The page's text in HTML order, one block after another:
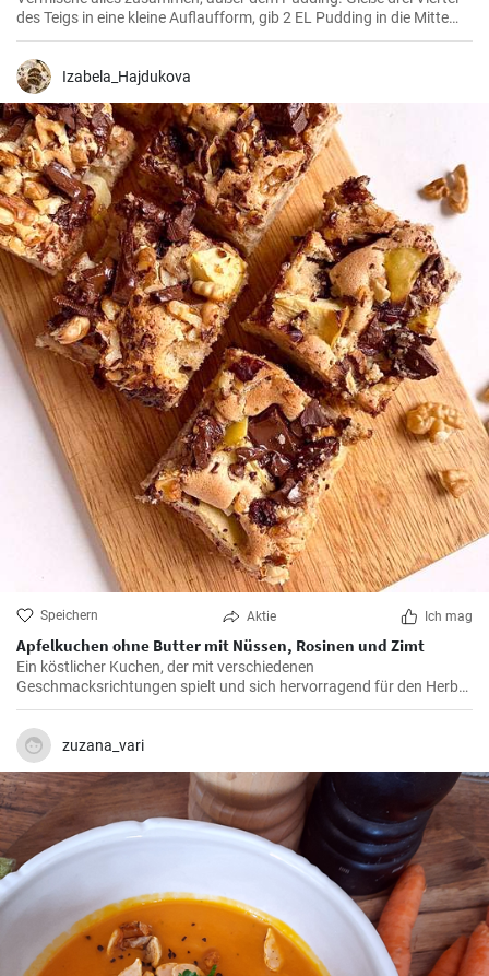
des Teigs in eine kleine Auflaufform, gib 2 EL Pudding in die Mitte
und bedecke ihn mit dem restlichen Teig. Backe bei 180 Grad für
ungefähr 20 Minuten 🤤
Izabela_Hajdukova
Speichern Aktie Ich mag
Apfelkuchen ohne Butter mit Nüssen, Rosinen und Zimt
Ein köstlicher Kuchen, der mit verschiedenen
Geschmacksrichtungen spielt und sich hervorragend für den Herbst
eignet.
zuzana_vari